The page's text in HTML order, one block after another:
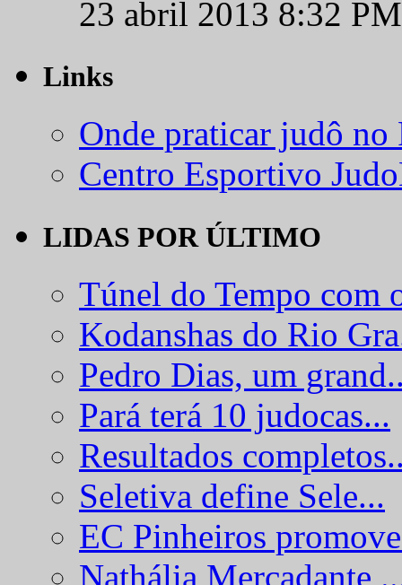
23 abril 2013 8:32
Links
Onde praticar judô
Centro Esportivo
LIDAS POR ÚLTIMO
Túnel do Tempo com
Kodanshas do Rio
Pedro Dias, um
Pará terá 10 judocas...
Resultados
Seletiva define Sele...
EC Pinheiros
Nathália Mercadante